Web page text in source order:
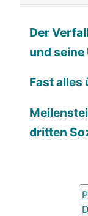
Der
und seine
Fast alles
dritten